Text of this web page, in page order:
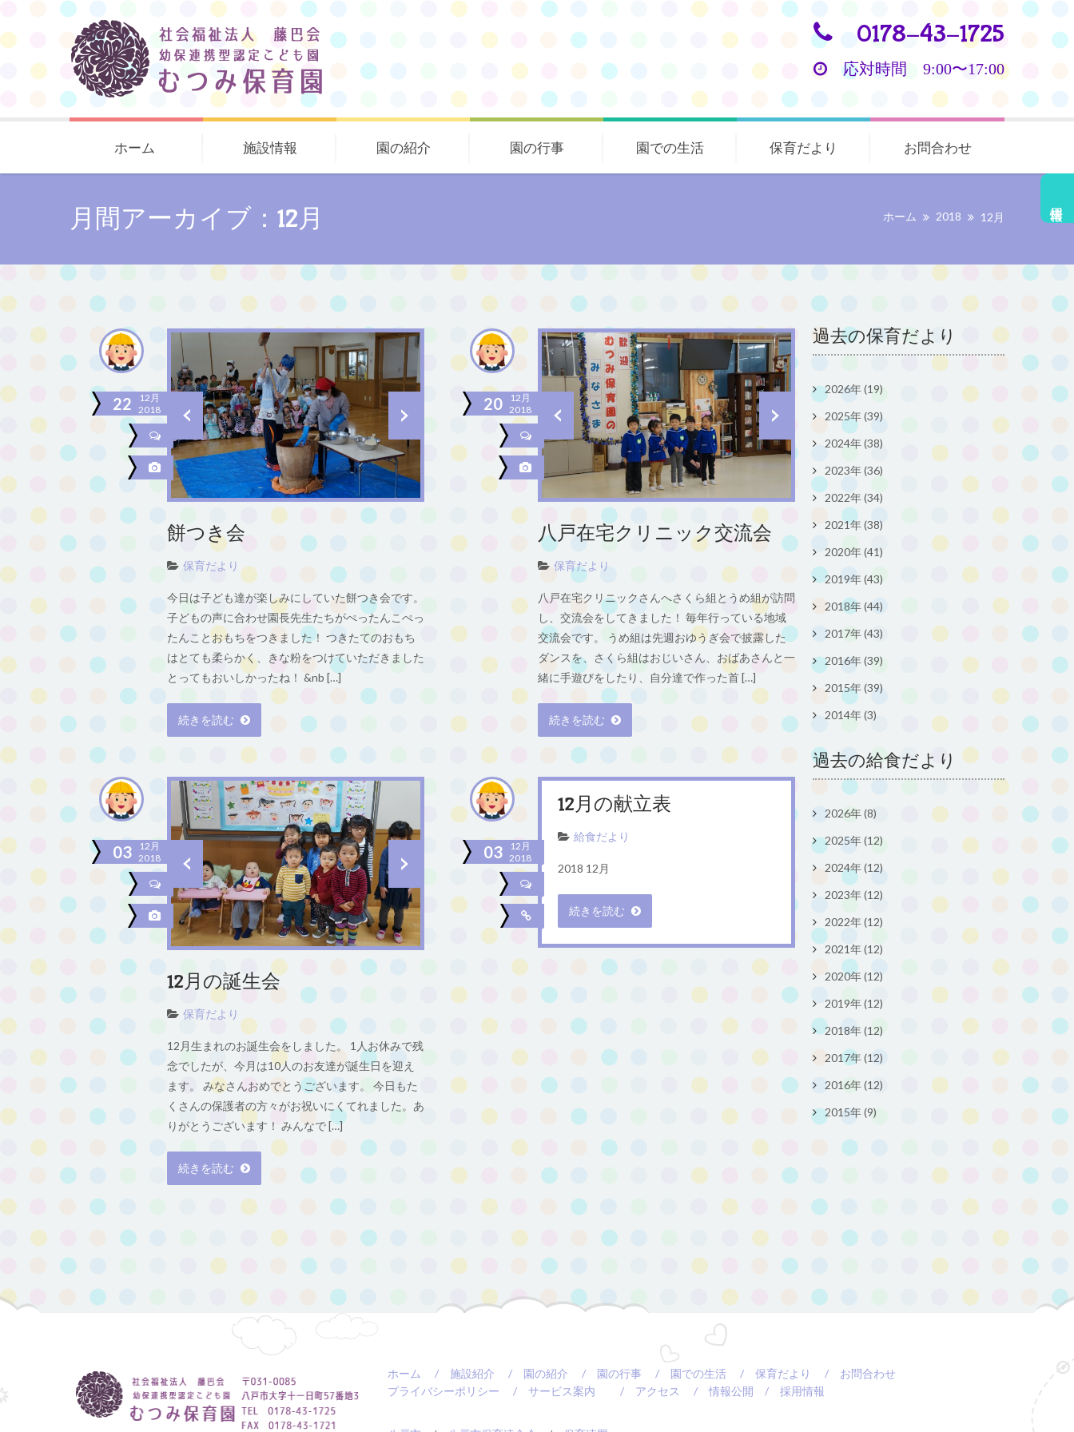
0178-43-1725
応対時間 9:00〜17:00
ホーム 施設情報 園の紹介 園の行事 園での生活 保育だより お問合わせ
月間アーカイブ：12月 ホーム 2018 12月
22
12月
2018
餅つき会
保育だより
今日は子ども達が楽しみにしていた餅つき会です。
子どもの声に合わせ園長先生たちがぺったんこぺっ
たんことおもちをつきました！ つきたてのおもち
はとても柔らかく、きな粉をつけていただきました
とってもおいしかったね！ &nb […]
続きを読む
20
12月
2018
八戸在宅クリニック交流会
保育だより
八戸在宅クリニックさんへさくら組とうめ組が訪問
し、交流会をしてきました！ 毎年行っている地域
交流会です。 うめ組は先週おゆうぎ会で披露した
ダンスを、さくら組はおじいさん、おばあさんと一
緒に手遊びをしたり、自分達で作った首 […]
続きを読む
03
12月
2018
12月の誕生会
保育だより
12月生まれのお誕生会をしました。 1人お休みで残
念でしたが、今月は10人のお友達が誕生日を迎え
ます。 みなさんおめでとうございます。 今日もた
くさんの保護者の方々がお祝いにくてれました。あ
りがとうございます！ みんなで […]
続きを読む
03
12月
2018
12月の献立表
給食だより
2018 12月
続きを読む
過去の保育だより
2026年 (19)
2025年 (39)
2024年 (38)
2023年 (36)
2022年 (34)
2021年 (38)
2020年 (41)
2019年 (43)
2018年 (44)
2017年 (43)
2016年 (39)
2015年 (39)
2014年 (3)
過去の給食だより
2026年 (8)
2025年 (12)
2024年 (12)
2023年 (12)
2022年 (12)
2021年 (12)
2020年 (12)
2019年 (12)
2018年 (12)
2017年 (12)
2016年 (12)
2015年 (9)
ホーム / 施設紹介 / 園の紹介 / 園の行事 / 園での生活 / 保育だより
/ お問合わせ
プライバシーポリシー
/ サービス案内 / アクセス / 情報公開 / 採用情報